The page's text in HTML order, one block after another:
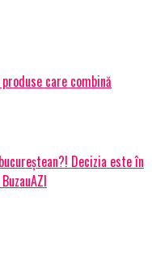
care combină
Decizia este în